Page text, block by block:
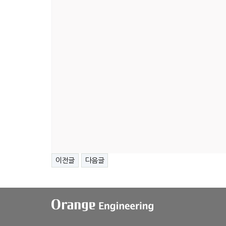
이전글 다음글